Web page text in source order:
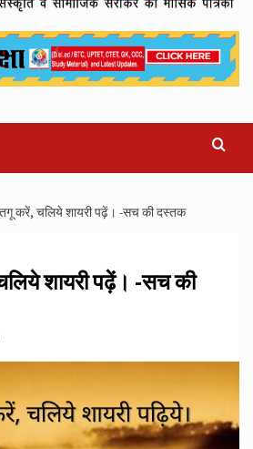
करें, चलिये शायरी पढ़ें। -सच की दस्तक
शायरी पढ़ें। -सच की